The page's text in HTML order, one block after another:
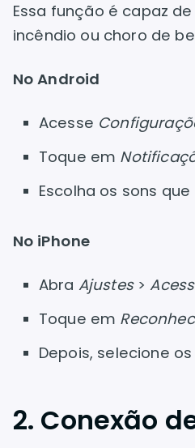
Essa função é capaz
incêndio ou choro de
No Android
Acesse
Toque em
Escolha os sons
No iPhone
Abra Ajustes>
Toque em
Depois, selecione
2. Conexão